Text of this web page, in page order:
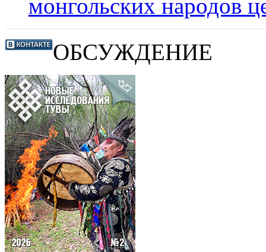
монгольских народов
ОБСУЖДЕНИЕ